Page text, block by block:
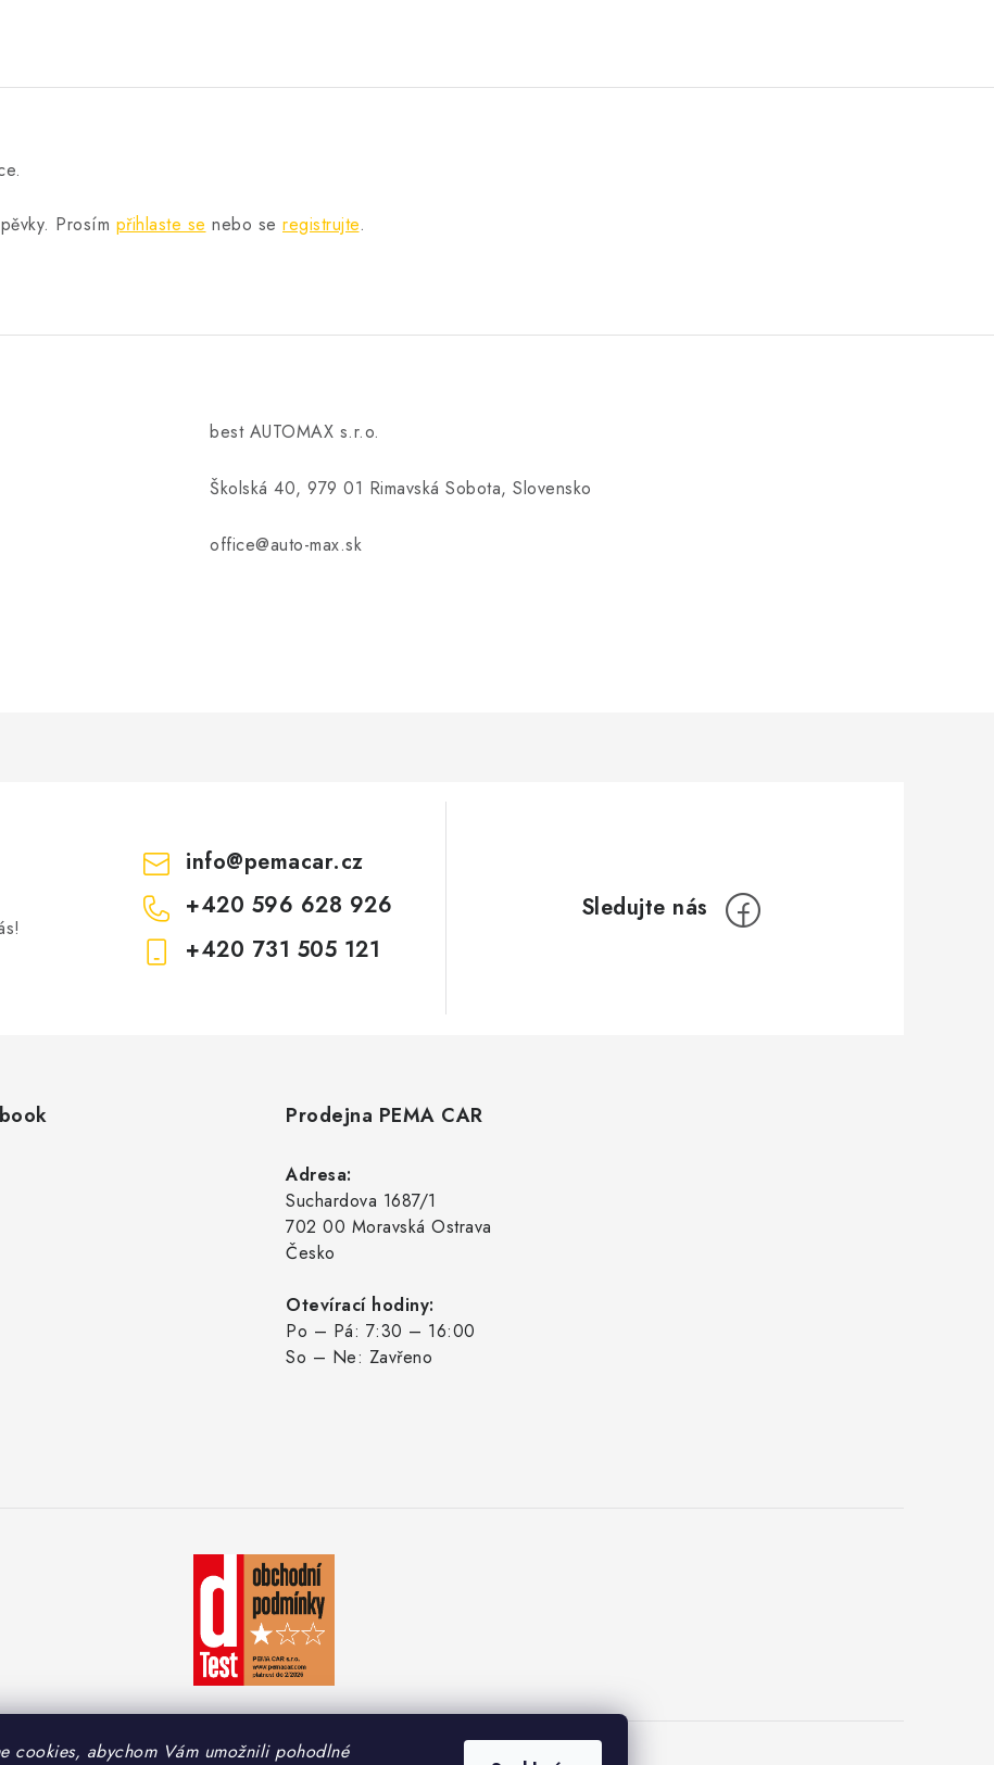
cookies, abychom Vám umožnili pohodlné
Prosím přihlaste se nebo se registrujte.
best AUTOMAX s.r.o.
Školská 40, 979 01 Rimavská Sobota, Slovensko
office@auto-max.sk
info@pemacar.cz
+420 596 628 926
+420 731 505 121
Prodejna PEMA CAR
Adresa:
Suchardova 1687/1
702 00 Moravská Ostrava
Česko
Otevírací hodiny:
Po – Pá: 7:30 – 16:00
So – Ne: Zavřeno